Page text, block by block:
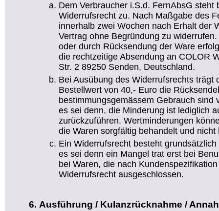
Dem Verbraucher i.S.d. FernAbsG steht
Widerrufsrecht zu. Nach Maßgabe des
innerhalb zwei Wochen nach Erhalt der
Vertrag ohne Begründung zu
oder durch Rücksendung der Ware
die rechtzeitige Absendung an COLOR
Str. 2 89250 Senden, Deutschland.
Bei Ausübung des Widerrufsrechts trägt
Bestellwert von 40,- Euro die
bestimmungsgemässem Gebrauch sind
es sei denn, die Minderung ist lediglich
zurückzuführen. Wertminderungen
die Waren sorgfältig behandelt und nicht
Ein Widerrufsrecht besteht
es sei denn ein Mangel trat erst bei
bei Waren, die nach
Widerrufsrecht ausgeschlossen.
Ausführung / Kulanzrücknahme /